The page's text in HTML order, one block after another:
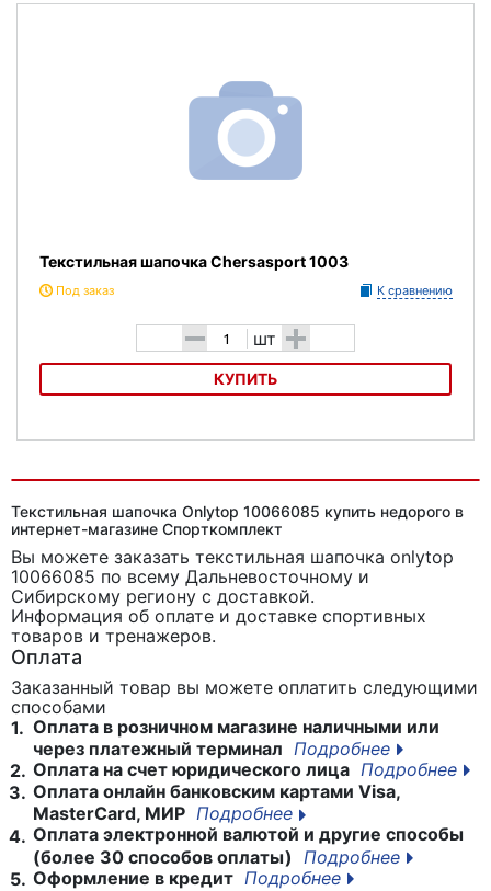
Текстильная шапочка Chersasport 1003
Под заказ К сравнению
- шт +
КУПИТЬ
Текстильная шапочка Onlytop 10066085 купить недорого в
интернет-магазине Спорткомплект
Вы можете заказать текстильная шапочка onlytop
10066085 по всему Дальневосточному и
Сибирскому региону с доставкой.
Информация об оплате и доставке спортивных
товаров и тренажеров.
Оплата
Заказанный товар вы можете оплатить следующими
способами
1. Оплата в розничном магазине наличными или
через платежный терминал Подробнее
2. Оплата на счет юридического лица Подробнее
3. Оплата онлайн банковским картами Visa,
MasterCard, МИР Подробнее
4. Оплата электронной валютой и другие способы
(более 30 способов оплаты)
Подробнее
5. Оформление в кредит Подробнее